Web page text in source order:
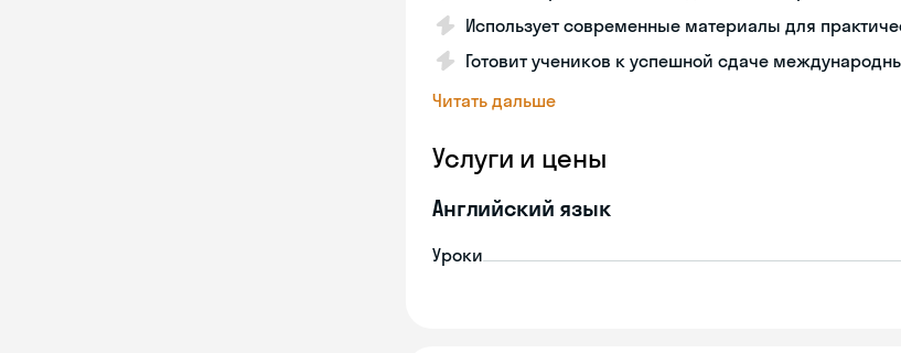
Использует современные материалы для
Готовит учеников к успешной сдаче
Читать дальше
Услуги и цены
Английский язык
Уроки